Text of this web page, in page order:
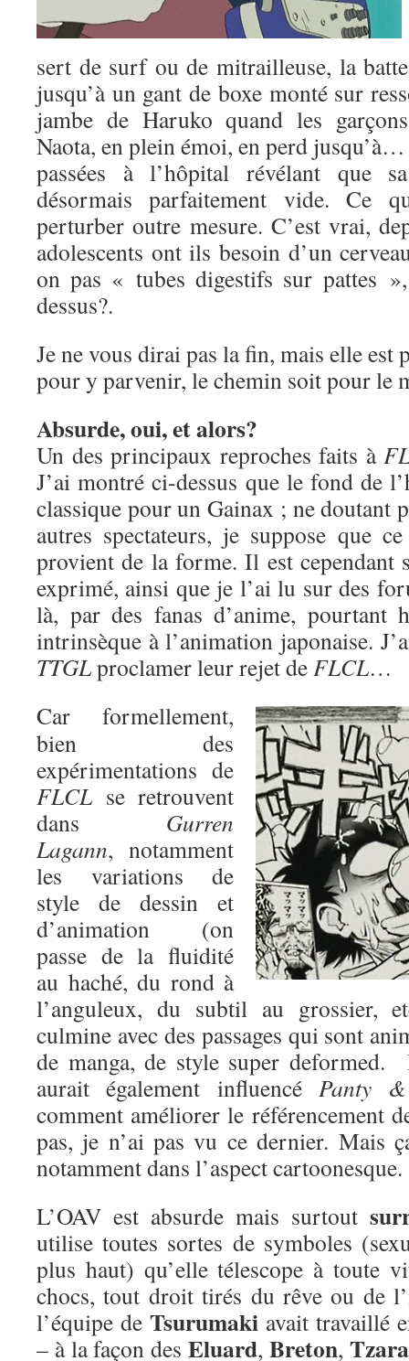
sert de surf ou de mitrailleuse, la
jusqu’à un gant de boxe monté sur
jambe de Haruko quand les
Naota, en plein émoi, en perd
passées à l’hôpital révélant que
désormais parfaitement vide. Ce
perturber outre mesure. C’est vrai,
adolescents ont ils besoin d’un
on pas « tubes digestifs sur pattes
dessus?.
Je ne vous dirai pas la fin, mais elle est
pour y parvenir, le chemin soit pour
Absurde, oui, et alors?
Un des principaux reproches faits à
J’ai montré ci-dessus que le fond de
classique pour un Gainax ; ne doutant
autres spectateurs, je suppose que
provient de la forme. Il est cependant
exprimé, ainsi que je l’ai lu sur des
là, par des fanas d’anime, pourtant
intrinsèque à l’animation japonaise.
TTGLproclamer leur rejet deFLCL…
Car formellement,
bien des
expérimentations de
FLCL se retrouvent
dans Gurren
Lagann, notamment
les variations de
style de dessin et
d’animation (on
passe de la fluidité
au haché, du rond à
l’anguleux, du subtil au grossier,
culmine avec des passages qui sont
de manga, de style super
aurait également influencé Panty
comment améliorer le référencement
pas, je n’ai pas vu ce dernier. Mais
notamment dans l’aspect cartoonesque.
L’OAV est absurde mais surtout
utilise toutes sortes de symboles
plus haut) qu’elle télescope à toute
chocs, tout droit tirés du rêve ou de
l’équipe de Tsurumaki avait travaillé
– à la façon desEluard, Breton, Tzara